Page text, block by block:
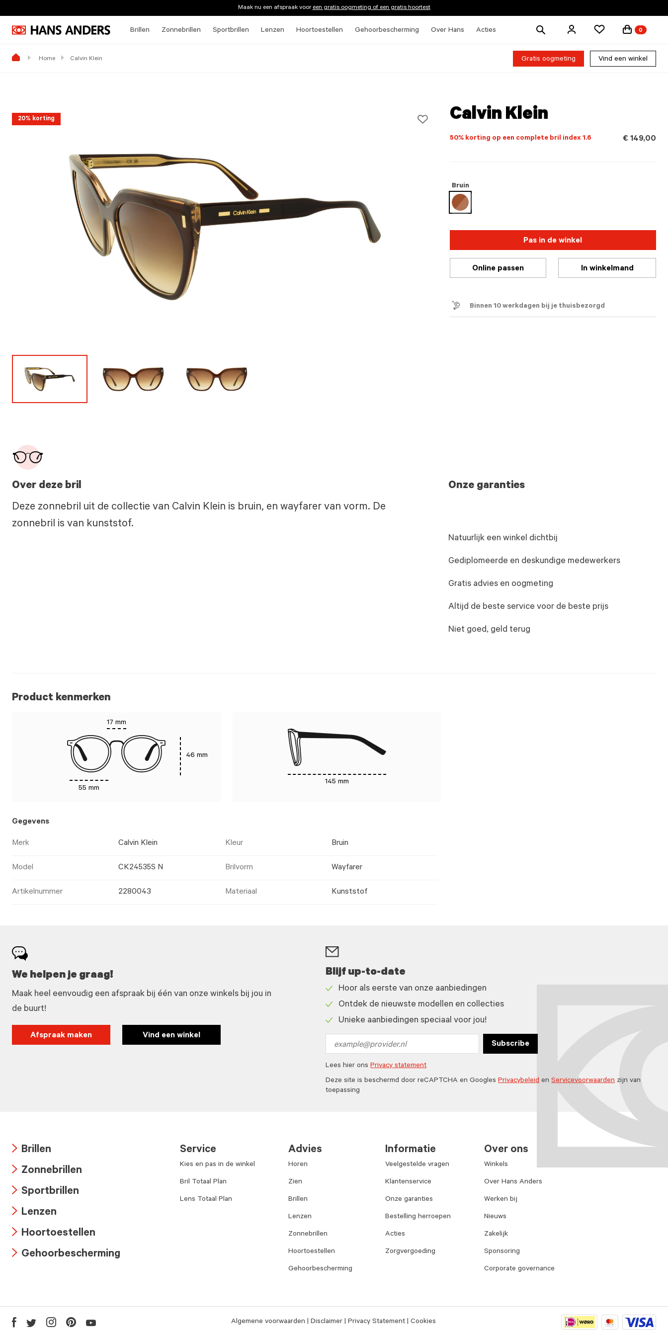
Maak nu een afspraak vooreen gratis oogmeting of een gratis hoortest
Brillen Zonnebrillen Sportbrillen Lenzen Hoortoestellen Gehoorbescherming Over Hans Acties
Zoek
0
Home Calvin Klein Gratis oogmeting Vind een winkel
20% korting Calvin Klein
50% korting op een complete bril index 1.6 € 149,00
Bruin
geselecteerd
Pas in de winkel
Online passen In winkelmand
Binnen 10 werkdagen bij je thuisbezorgd
Over deze bril
Deze zonnebril uit de collectie van Calvin Klein is bruin, en wayfarer van vorm. De
zonnebril is van kunststof.
Onze garanties
Natuurlijk een winkel dichtbij
Gediplomeerde en deskundige medewerkers
Gratis advies en oogmeting
Altijd de beste service voor de beste prijs
Niet goed, geld terug
Product kenmerken
17 mm
55 mm
46 mm
145 mm
Gegevens
Merk Calvin Klein Kleur Bruin
Model CK24535S N Brilvorm Wayfarer
Artikelnummer 2280043 Materiaal Kunststof
We helpen je graag!
Maak heel eenvoudig een afspraak bij één van onze winkels bij jou in
de buurt!
Afspraak maken Vind een winkel
Blijf up-to-date
icon
Hoor als eerste van onze aanbiedingen
icon
Ontdek de nieuwste modellen en collecties
Unieke aanbiedingen speciaal voor jou!
address
Subscribe
Lees hier onsPrivacy statement
Deze site is beschermd door reCAPTCHA en GooglesPrivacybeleidenServicevoorwaardenzijn van
toepassing
icon
Brillen
icon
Zonnebrillen
icon
Sportbrillen
icon
Lenzen
icon
Hoortoestellen
Gehoorbescherming
Service
Kies en pas in de winkel
Bril Totaal Plan
Lens Totaal Plan
Advies
Horen
Zien
Brillen
Lenzen
Zonnebrillen
Hoortoestellen
Gehoorbescherming
Informatie
Veelgestelde vragen
Klantenservice
Onze garanties
Bestelling herroepen
Acties
Zorgvergoeding
Over ons
Winkels
Over Hans Anders
Werken bij
Nieuws
Zakelijk
Sponsoring
Corporate governance
Algemene voorwaarden Disclaimer Privacy Statement Cookies